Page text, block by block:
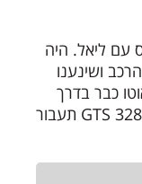
עם ליאל. היה
ושינענו
כבר בדרך
הביתה. זו הפעם הראשונה שפרארי GTS 328 תעבור